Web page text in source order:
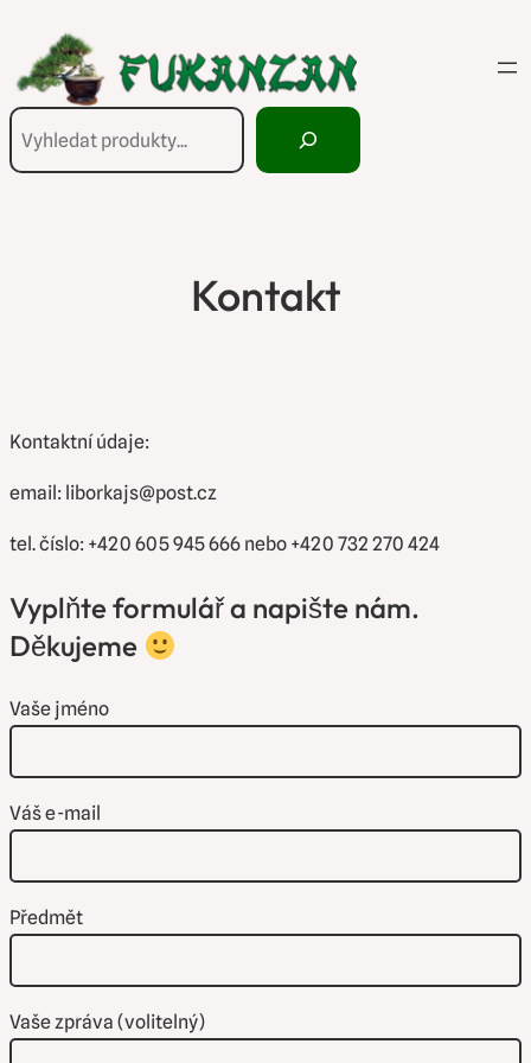
obsah
Hledání
Kontakt
Kontaktní údaje:
email: liborkajs@post.cz
tel. číslo: +420 605 945 666 nebo +420 732 270 424
Vyplňte formulář a napište nám.
Děkujeme
Vaše jméno
Váš e-mail
Předmět
Vaše zpráva (volitelný)